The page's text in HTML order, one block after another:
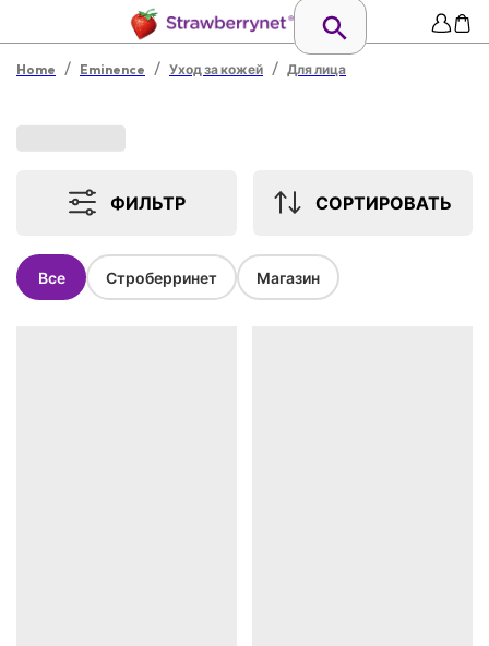
Home / Eminence / Уход за кожей / Для лица
ФИЛЬТР СОРТИРОВАТЬ
Все Строберринет Магазин